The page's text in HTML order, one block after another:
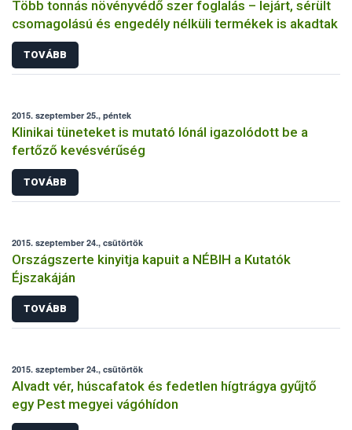
Több tonnás növényvédő szer foglalás – lejárt, sérült
csomagolású és engedély nélküli termékek is akadtak
TOVÁBB
2015. szeptember 25., péntek
Klinikai tüneteket is mutató lónál igazolódott be a
fertőző kevésvérűség
TOVÁBB
2015. szeptember 24., csütörtök
Országszerte kinyitja kapuit a NÉBIH a Kutatók
Éjszakáján
TOVÁBB
2015. szeptember 24., csütörtök
Alvadt vér, húscafatok és fedetlen hígtrágya gyűjtő
egy Pest megyei vágóhídon